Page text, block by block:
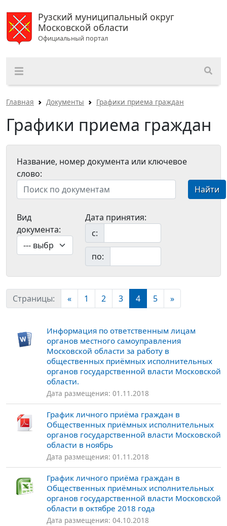
Рузский муниципальный округ
Московской области
Официальный портал
Главная Документы Графики приема граждан
Графики приема граждан
Название, номер документа или ключевое
слово:
Найти
Вид
документа:
Дата принятия:
с:
по:
Страницы: « 1 2 3 4 5 »
Информация по ответственным лицам
органов местного самоуправления
Московской области за работу в
общественных приёмных исполнительных
органов государственной власти Московской
области.
Дата размещения: 01.11.2018
​График личного приёма граждан в
Общественных приёмных исполнительных
органов государственной власти Московской
области в ноябрь
Дата размещения: 01.11.2018
График личного приёма граждан в
Общественных приёмных исполнительных
органов государственной власти Московской
области в октябре 2018 года
Дата размещения: 04.10.2018